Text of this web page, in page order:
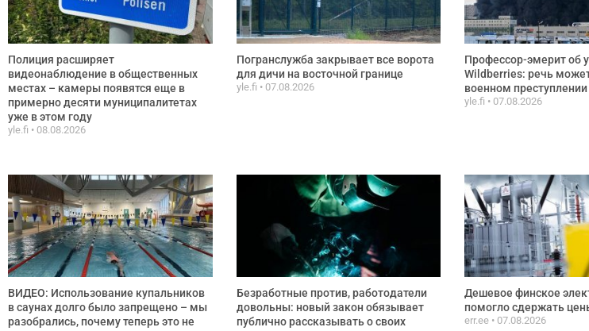
Полиция расширяет
видеонаблюдение в общественных
местах – камеры появятся еще в
примерно десяти муниципалитетах
уже в этом году
yle.fi 08.08.2026
Погранслужба закрывает все ворота
для дичи на восточной границе
yle.fi 07.08.2026
Профессор-эмерит об
Wildberries: речь
военном преступлении
yle.fi 07.08.2026
ВИДЕО: Использование купальников
в саунах долго было запрещено – мы
разобрались, почему теперь это не
Безработные против, работодатели
довольны: новый закон обязывает
публично рассказывать о своих
Дешевое финское
помогло сдержать
err.ee 07.08.2026